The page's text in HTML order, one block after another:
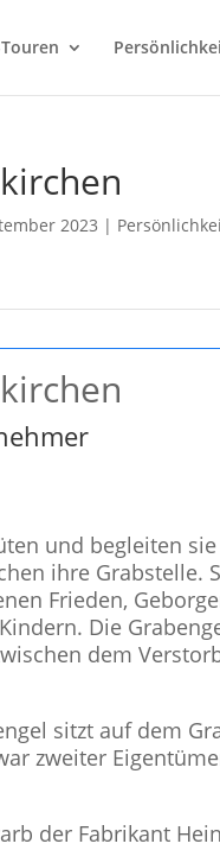
2023 |
und begleiten
ihre Grabstelle.
Frieden,
Die
dem
sitzt auf dem
zweiter
der Fabrikant